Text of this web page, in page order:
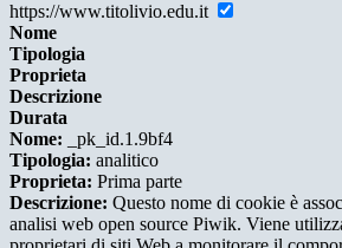
https://www.titolivio.edu.it
Nome
Tipologia
Proprieta
Descrizione
Durata
Nome: _pk_id.1.9bf4
Tipologia: analitico
Proprieta: Prima parte
Descrizione: Questo nome di cookie è
analisi web open source Piwik. Viene